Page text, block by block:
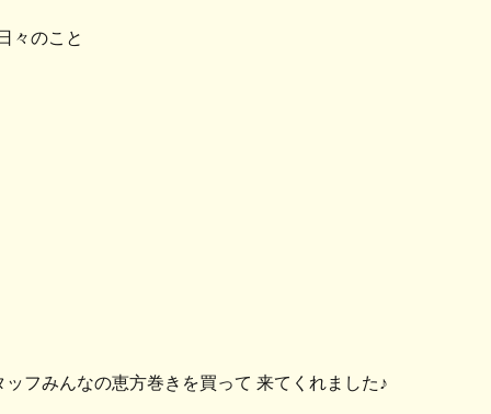
々のこと
フみんなの恵方巻きを買って 来てくれました♪